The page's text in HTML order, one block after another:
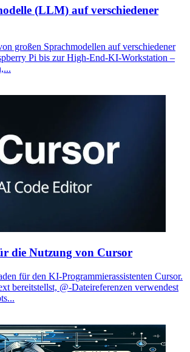
(LLM) auf verschiedener
großen Sprachmodellen auf verschiedener
Pi bis zur High-End-KI-Workstation –
die Nutzung von Cursor
für den KI-Programmierassistenten Cursor.
bereitstellst, @-Dateireferenzen verwendest